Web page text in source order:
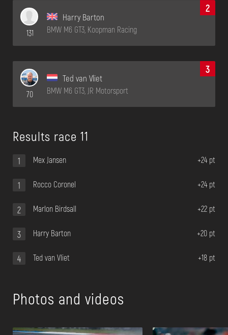
2
Harry Barton
BMW M6 GT3, Koopman Racing
131
3
Ted van Vliet
BMW M6 GT3, JR Motorsport
70
Results race 11
1 Mex Jansen +24 pt
1 Rocco Coronel +24 pt
2 Marlon Birdsall +22 pt
3 Harry Barton +20 pt
4 Ted van Vliet +18 pt
Photos and videos